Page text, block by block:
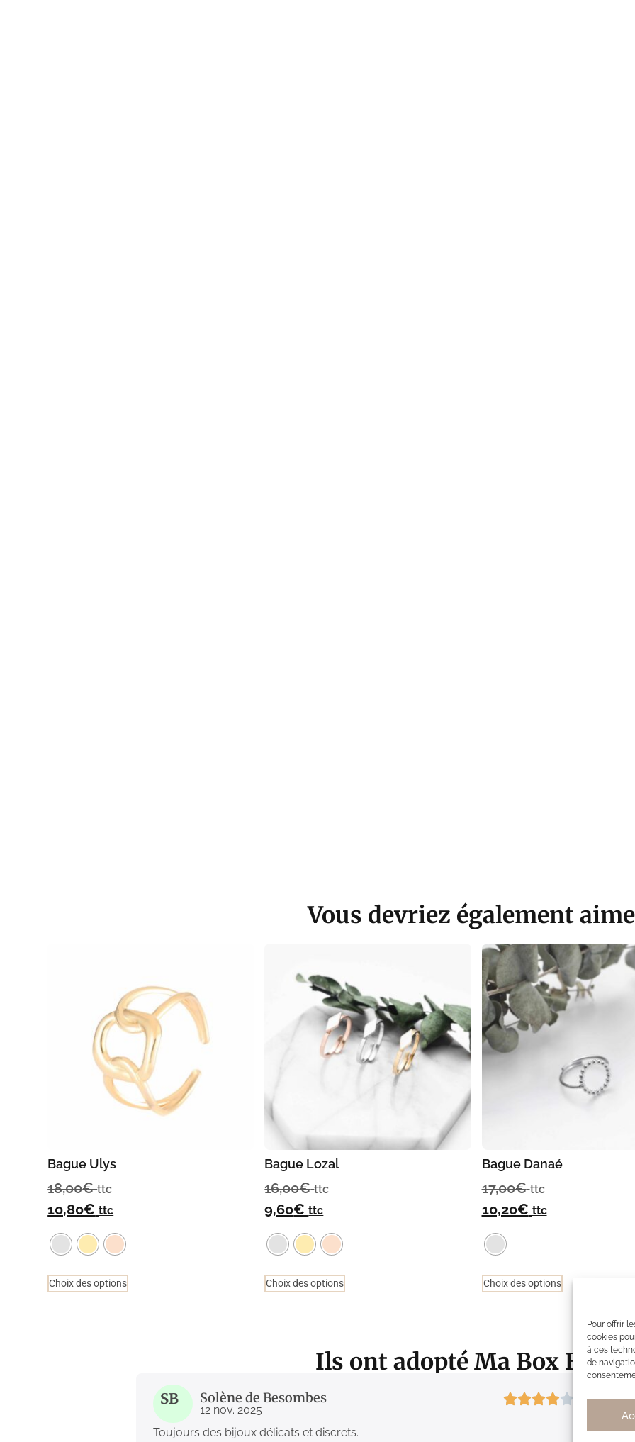
Pour offrir
cookies
à ces
de
Vous devriez également
Bague Ulys
18,00€ ttc
10,80€ ttc
Choix des options
Bague Lozal
16,00€ ttc
9,60€ ttc
Choix des options
Bague Danaé
17,00€ ttc
10,20€ ttc
Choix des options
Ils ont adopté Ma Box
SB Solène de Besombes
12 nov. 2025
4/5
Toujours des bijoux délicats et discrets.